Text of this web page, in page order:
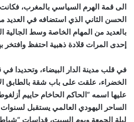
الى قمة الهرم السياسي بالمغرب، فكانت
الحسن الثاني الذي استضافه في العديد
بالعديد من المهام الخاصة وسط الجالية
إحدى المرات قلادة ذهبية احتفظ وافتخر
في قلب مدينة الدار البيضاء، وتحديدا
الخضراء، علقت على باب شقة بالطابق
عليها اسمه “الحاكم الحاخام حاييم
الساحر اليهودي العالمي يستقبل لسنوات
ليلة الجمعة ويوم السبت، قداسات